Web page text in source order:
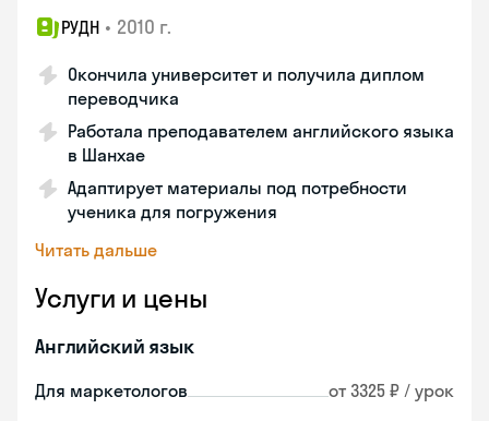
РУДН • 2010 г.
Окончила университет и получила диплом
переводчика
Работала преподавателем английского языка
в Шанхае
Адаптирует материалы под потребности
ученика для погружения
Читать дальше
Услуги и цены
Английский язык
Для маркетологов от 3325 ₽ / урок